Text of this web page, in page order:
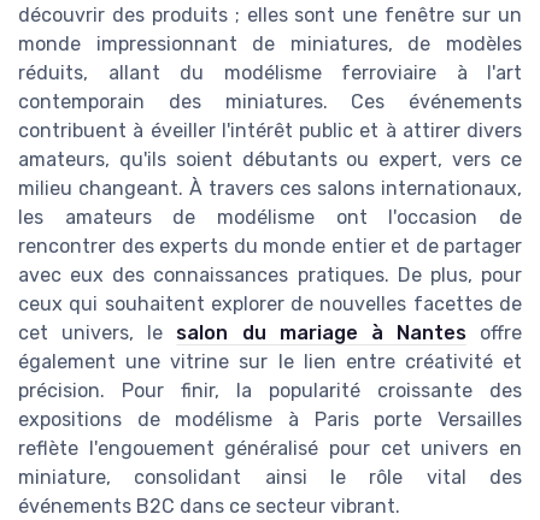
découvrir des produits ; elles sont une fenêtre sur un
monde impressionnant de miniatures, de modèles
réduits, allant du modélisme ferroviaire à l'art
contemporain des miniatures. Ces événements
contribuent à éveiller l'intérêt public et à attirer divers
amateurs, qu'ils soient débutants ou expert, vers ce
milieu changeant. À travers ces salons internationaux,
les amateurs de modélisme ont l'occasion de
rencontrer des experts du monde entier et de partager
avec eux des connaissances pratiques. De plus, pour
ceux qui souhaitent explorer de nouvelles facettes de
cet univers, le salon du mariage à Nantesoffre
également une vitrine sur le lien entre créativité et
précision. Pour finir, la popularité croissante des
expositions de modélisme à Paris porte Versailles
reflète l'engouement généralisé pour cet univers en
miniature, consolidant ainsi le rôle vital des
événements B2C dans ce secteur vibrant.